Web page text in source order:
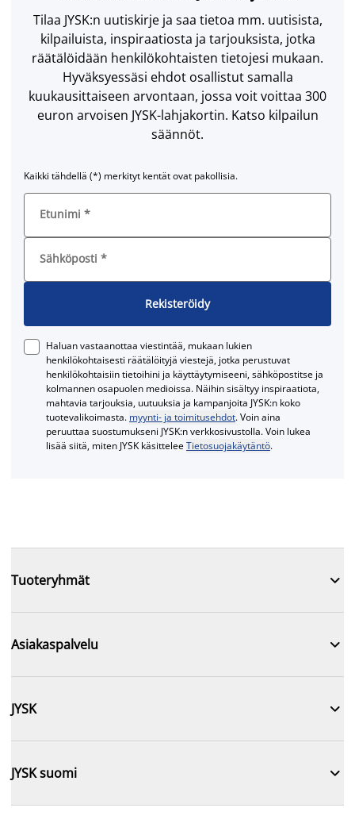
Tilaa JYSK:n uutiskirje ja saa tietoa mm. uutisista,
kilpailuista, inspiraatiosta ja tarjouksista, jotka
räätälöidään henkilökohtaisten tietojesi mukaan.
Hyväksyessäsi ehdot osallistut samalla
kuukausittaiseen arvontaan, jossa voit voittaa 300
euron arvoisen JYSK-lahjakortin. Katso kilpailun
säännöt.
Kaikki tähdellä (*) merkityt kentät ovat pakollisia.
Etunimi *
Sähköposti *
Rekisteröidy
Haluan vastaanottaa viestintää, mukaan lukien
henkilökohtaisesti räätälöityjä viestejä, jotka perustuvat
henkilökohtaisiin tietoihini ja käyttäytymiseeni, sähköpostitse ja
kolmannen osapuolen medioissa. Näihin sisältyy inspiraatiota,
mahtavia tarjouksia, uutuuksia ja kampanjoita JYSK:n koko
tuotevalikoimasta. myynti- ja toimitusehdot. Voin aina
peruuttaa suostumukseni JYSK:n verkkosivustolla. Voin lukea
lisää siitä, miten JYSK käsitteleeTietosuojakäytäntö.
Tuoteryhmät 
Asiakaspalvelu 
JYSK 
JYSK suomi 